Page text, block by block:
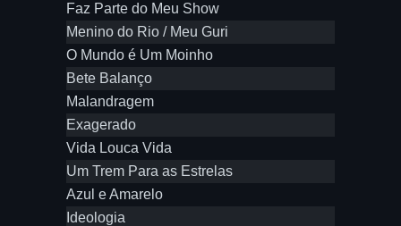
Faz Parte do Meu Show
Menino do Rio / Meu Guri
O Mundo é Um Moinho
Bete Balanço
Malandragem
Exagerado
Vida Louca Vida
Um Trem Para as Estrelas
Azul e Amarelo
Ideologia